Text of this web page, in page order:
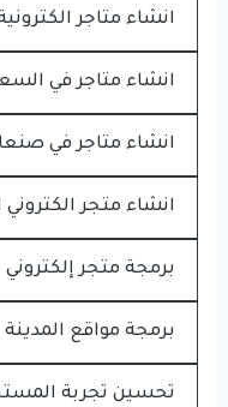
انشاء متاجر
انشاء متاجر في
انشاء متاجر في
انشاء متجر الكتروني
برمجة متجر إلكتروني
برمجة مواقع المدينة
تحسين تجربة